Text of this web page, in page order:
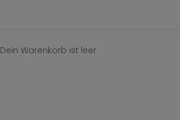
Dein Warenkorb ist leer